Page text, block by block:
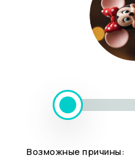
Возможные причины: